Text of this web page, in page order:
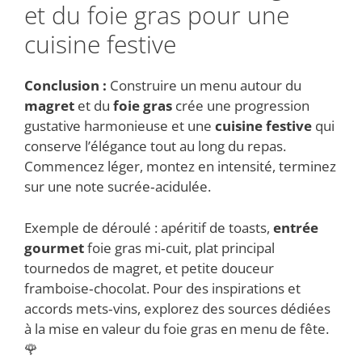
et du foie gras pour une
cuisine festive
Conclusion : Construire un menu autour du
magret et du foie gras crée une progression
gustative harmonieuse et une cuisine festive qui
conserve l’élégance tout au long du repas.
Commencez léger, montez en intensité, terminez
sur une note sucrée‑acidulée.
Exemple de déroulé : apéritif de toasts, entrée
gourmetfoie gras mi‑cuit, plat principal
tournedos de magret, et petite douceur
framboise‑chocolat. Pour des inspirations et
accords mets‑vins, explorez des sources dédiées
à la mise en valeur du foie gras en menu de fête.
🌹